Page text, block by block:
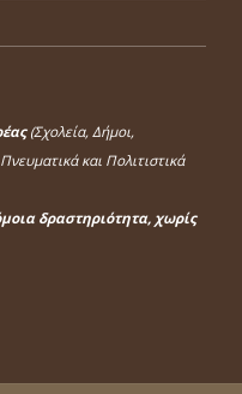
(Σχολεία, Δήμοι,
και Πολιτιστικά
δραστηριότητα, χωρίς